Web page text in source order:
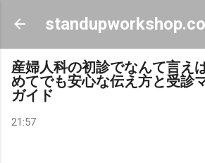
スキップしてメイン コンテン
産婦人科の初診でなんて言え
めてでも安心な伝え方と受診
ガイド
21:57